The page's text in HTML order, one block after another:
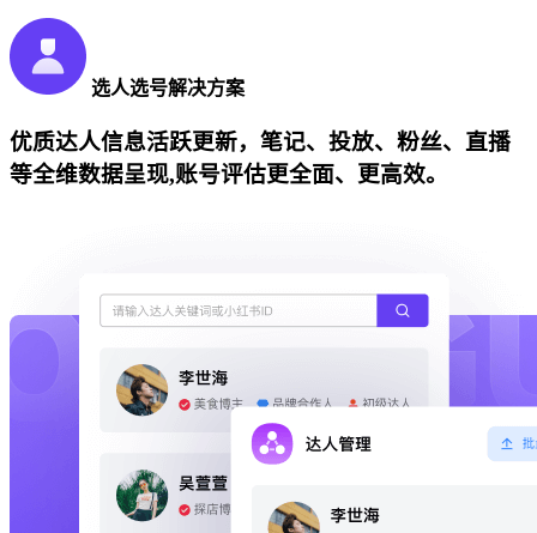
选人选号解决方案
优质达人信息活跃更新，笔记、投放、粉丝、直播
等全维数据呈现,账号评估更全面、更高效。